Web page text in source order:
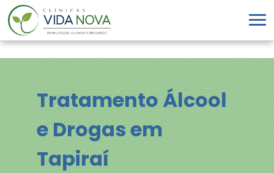
Tratamento Álcool
e Drogas em
Tapiraí